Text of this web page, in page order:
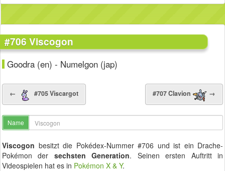
#706 Viscogon
Goodra (en) - Numelgon (jap)
← #705 Viscargot
Name
#707 Clavion →
Viscogon besitzt die Pokédex-Nummer #706 und ist ein Drache-
Pokémon der sechsten Generation. Seinen ersten Auftritt in
Videospielen hat es in Pokémon X & Y.